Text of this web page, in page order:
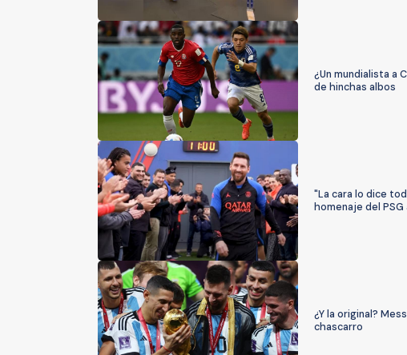
¿Un mundialista a
de hinchas albos
"La cara lo dice
homenaje del PSG
¿Y la original?
chascarro